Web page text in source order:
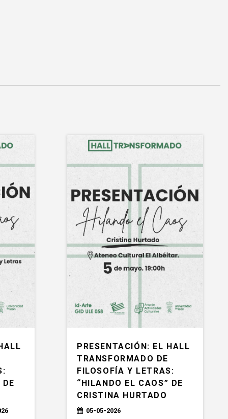
PRESENTACIÓN: EL HALL
TRANSFORMADO DE
FILOSOFÍA Y LETRAS:
“HILANDO EL CAOS” DE
CRISTINA HURTADO
05-05-2026